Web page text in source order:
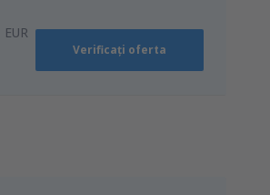
EUR
Verificați oferta